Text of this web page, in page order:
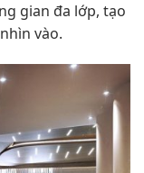
gian đa lớp, tạo
vào.